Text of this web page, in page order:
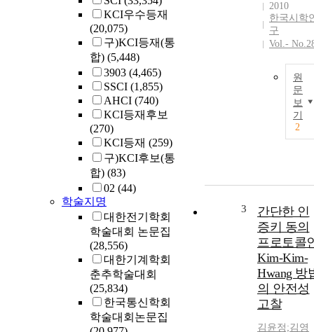
KCI우수등재
(20,075)
구)KCI등재(통
합) (5,448)
3903 (4,465)
SSCI (1,855)
AHCI (740)
KCI등재후보
(270)
KCI등재 (259)
구)KCI후보(통
합) (83)
02 (44)
학술지명
대한전기학회
학술대회 논문집
(28,556)
대한기계학회
춘추학술대회
(25,834)
한국통신학회
학술대회논문집
2010
한국시학
구
Vol.-
원
문
보
기
2
3
간단한 인
증키 동의
프로토콜
Kim-Kim-
Hwang 방
의 안전성
고찰
김윤정;김영